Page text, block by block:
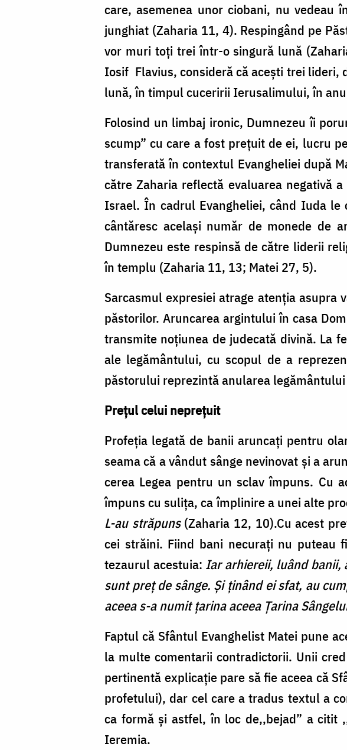
care, asemenea unor ciobani, nu
junghiat (Zaharia 11, 4). Respingând pe
vor muri toţi trei într-o singură lună
Iosif Flavius, consideră că acești trei lideri,
lună, în timpul cuceririi Ierusalimului, în
Folosind un limbaj ironic, Dumnezeu îi
scump” cu care a fost preţuit de ei, lucru
transferată în contextul Evangheliei după
către Zaharia reflectă evaluarea negativă
Israel. În cadrul Evangheliei, când Iuda
cântăresc același număr de monede de
Dumnezeu este respinsă de către liderii
în templu (Zaharia 11, 13; Matei 27, 5).
Sarcasmul expresiei atrage atenția asupra
păstorilor. Aruncarea argintului în casa
transmite noțiunea de judecată divină. La
ale legământului, cu scopul de a
păstorului reprezintă anularea
Preţul celui neprețuit
Profeția legată de banii aruncați pentru
seama că a vândut sânge nevinovat și a
cerea Legea pentru un sclav împuns. Cu
împuns cu sulița, ca împlinire a unei alte
L-au străpuns(Zaharia 12, 10).Cu acest
cei străini. Fiind bani necuraţi nu
tezaurul acestuia: Iar arhiereii, luând banii,
sunt preţ de sânge. Şi ţinând ei sfat, au
aceea s-a numit ţarina aceea Ţarina
Faptul că Sfântul Evanghelist Matei pune
la multe comentarii contradictorii. Unii
pertinentă explicație pare să fie aceea că
profetului), dar cel care a tradus textul a
ca formă și astfel, în loc de,,bejad” a citit
Ieremia.